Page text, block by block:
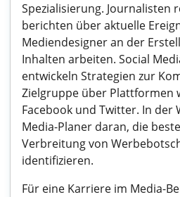
Spezialisierung. Journalisten
berichten über aktuelle
Mediendesigner an der
Inhalten arbeiten. Social
entwickeln Strategien zur
Zielgruppe über Plattformen
Facebook und Twitter. In der
Media-Planer daran, die
Verbreitung von
identifizieren.
Für eine Karriere im Media-